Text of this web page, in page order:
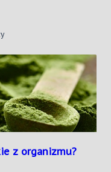
Do
–
Niezwykła
Przyprawa
Na
Zwykłe
Dolegliwości?
z organizmu?